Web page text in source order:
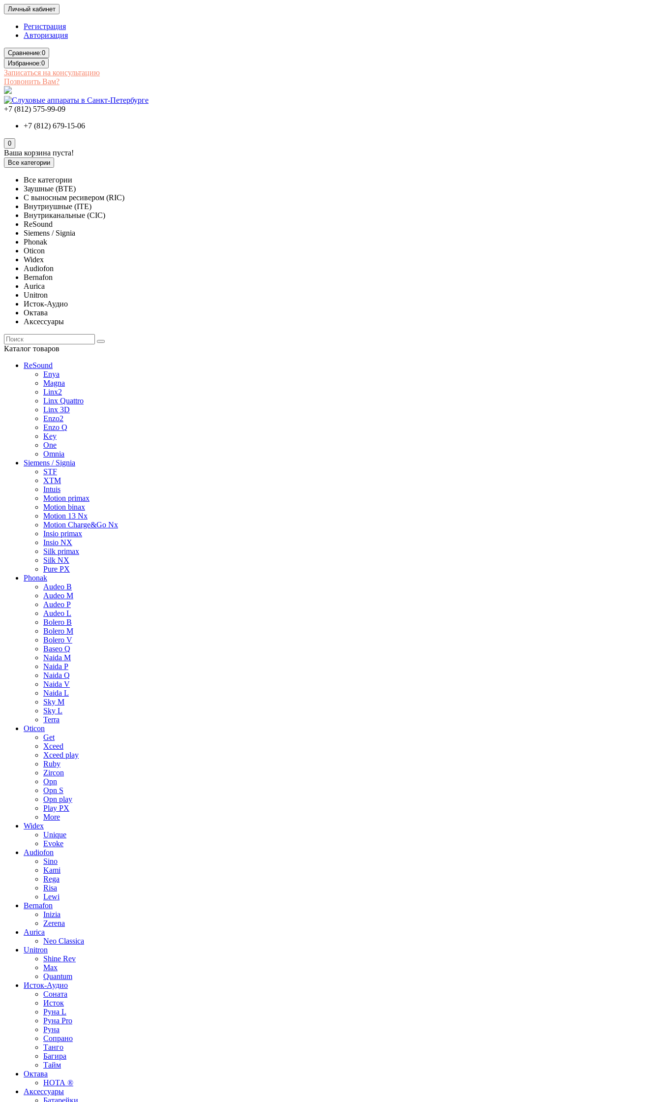
Личный кабинет
Регистрация
Авторизация
Сравнение:0
Избранное:0
Записаться на консультацию
Позвонить Вам?
+7 (812) 575-99-09
+7 (812) 679-15-06
0
Ваша корзина пуста!
Все категории
Все категории
Заушные (BTE)
С выносным ресивером (RIC)
Внутриушные (ITE)
Внутриканальные (CIC)
ReSound
Siemens / Signia
Phonak
Oticon
Widex
Audiofon
Bernafon
Aurica
Unitron
Исток-Аудио
Октава
Аксессуары
Каталог товаров
ReSound
Enya
Magna
Linx2
Linx Quattro
Linx 3D
Enzo2
Enzo Q
Key
One
Omnia
Siemens / Signia
STF
XTM
Intuis
Motion primax
Motion binax
Motion 13 Nx
Motion Charge&Go Nx
Insio primax
Insio NX
Silk primax
Silk NX
Pure PX
Phonak
Audeo B
Audeo M
Audeo P
Audeo L
Bolero B
Bolero M
Bolero V
Baseo Q
Naida M
Naida P
Naida Q
Naida V
Naida L
Sky M
Sky L
Terra
Oticon
Get
Xceed
Xceed play
Ruby
Zircon
Opn
Opn S
Opn play
Play PX
More
Widex
Unique
Evoke
Audiofon
Sino
Kami
Rega
Risa
Lewi
Bernafon
Inizia
Zerena
Aurica
Neo Classica
Unitron
Shine Rev
Max
Quantum
Исток-Аудио
Соната
Исток
Руна L
Руна Pro
Руна
Сопрано
Танго
Багира
Тайм
Октава
НОТА ®
Аксессуары
Батарейки